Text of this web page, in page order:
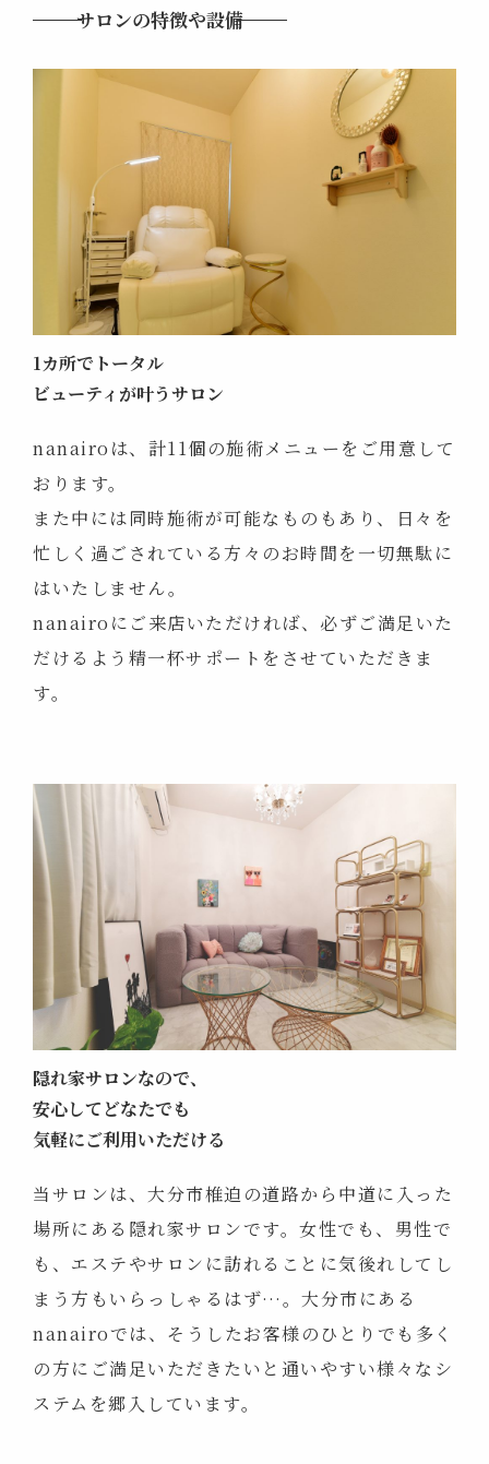
サロンの特徴や設備
1カ所でトータル
ビューティが叶うサロン
nanairoは、計11個の施術メニューをご用意して
おります。
また中には同時施術が可能なものもあり、日々を
忙しく過ごされている方々のお時間を一切無駄に
はいたしません。
nanairoにご来店いただければ、必ずご満足いた
だけるよう精一杯サポートをさせていただきま
す。
隠れ家サロンなので、
安心してどなたでも
気軽にご利用いただける
当サロンは、大分市椎迫の道路から中道に入った
場所にある隠れ家サロンです。女性でも、男性で
も、エステやサロンに訪れることに気後れしてし
まう方もいらっしゃるはず…。大分市にある
nanairoでは、そうしたお客様のひとりでも多く
の方にご満足いただきたいと通いやすい様々なシ
ステムを郷入しています。